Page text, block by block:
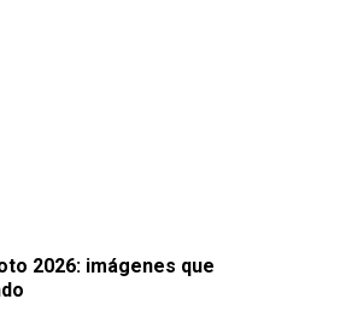
2026: imágenes que